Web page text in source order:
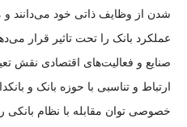
شدن از وظایف ذاتی خود می‌دانند و
عملکرد بانک را تحت تاثیر قرار
صنایع و فعالیت‌های اقتصادی نقش
ارتباط و تناسبی با حوزه بانک و
خصوصی توان مقابله با نظام بانکی را